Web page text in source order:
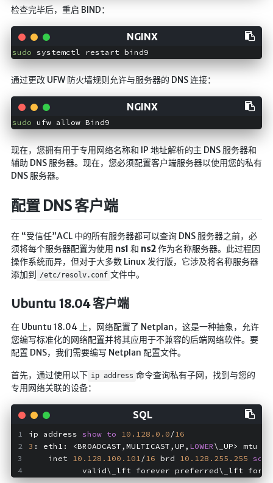
检查完毕后，重启 BIND：
sudo
通过更改 UFW 防火墙规则允许与服务器的 DNS 连接：
sudo
现在，您拥有用于专用网络名称和 IP 地址解析的主 DNS 服务器和
辅助 DNS 服务器。现在，您必须配置客户端服务器以使用您的私有
DNS 服务器。
配置 DNS 客户端
在 “受信任”ACL 中的所有服务器都可以查询 DNS 服务器之前，必
须将每个服务器配置为使用 ns1 和 ns2作为名称服务器。此过程因
操作系统而异，但对于大多数 Linux 发行版，它涉及将名称服务器
添加到 /etc/resolv.conf 文件中。
Ubuntu 18.04 客户端
在 Ubuntu 18.04 上，网络配置了 Netplan，这是一种抽象，允许
您编写标准化的网络配置并将其应用于不兼容的后端网络软件。要
配置 DNS，我们需要编写 Netplan 配置文件。
首先，通过使用以下 ip address 命令查询私有子网，找到与您的
专用网络关联的设备：
ip address show to 10.128 .0 .0/16
3 : eth1: <BROADCAST,MULTICAST,UP, LOWER\_UP> mtu
    inet
10.128 .100 .101/16 brd 10.128 .255 .255
valid\_lft forever preferred\_lft